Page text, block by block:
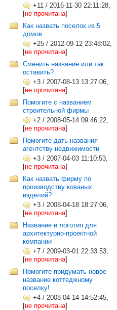
+11 / 2016-11-30 22:11:28,
[не прочитана]
Как назвать поселок из 5
домов
+25 / 2012-09-12 23:48:02,
[не прочитана]
Сменить название или так
оставить?
+3 / 2007-08-13 13:27:06,
[не прочитана]
Помогите с названием
строительной фирмы
+2 / 2008-05-14 09:46:22,
[не прочитана]
Помогите дать названия
агентству недвижимости
+3 / 2007-04-03 11:10:53,
[не прочитана]
Как назвать фирму по
производству кованых
изделий?
+3 / 2008-04-18 18:27:06,
[не прочитана]
Название и логотип для
архитектурно-проектной
компании
+7 / 2009-03-01 22:33:53,
[не прочитана]
Помогите придумать новое
название коттеджному
поселку!
+4 / 2008-04-14 14:52:45,
[не прочитана]